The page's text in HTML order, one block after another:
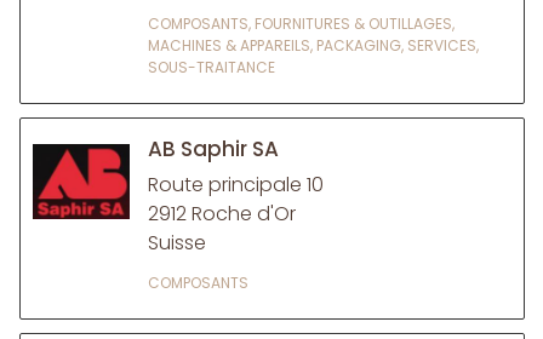
COMPOSANTS, FOURNITURES & OUTILLAGES,
MACHINES & APPAREILS, PACKAGING, SERVICES,
SOUS-TRAITANCE
AB Saphir SA
Route principale 10
2912 Roche d'Or
Suisse
COMPOSANTS